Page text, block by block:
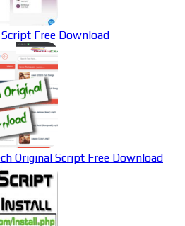
Free Download
Original Script Free Download